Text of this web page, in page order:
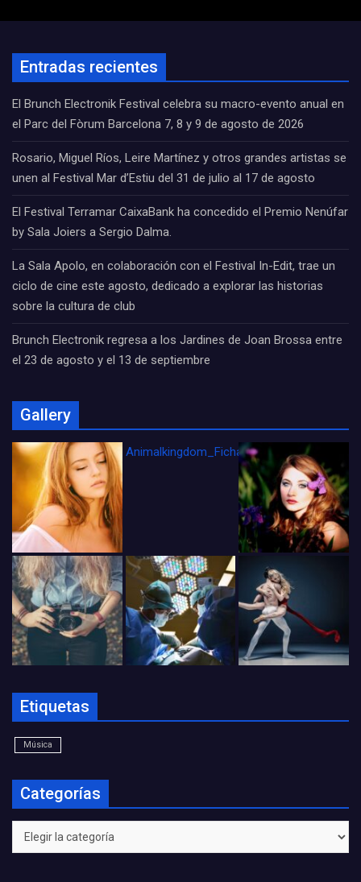
Entradas recientes
El Brunch Electronik Festival celebra su macro-evento anual en
el Parc del Fòrum Barcelona 7, 8 y 9 de agosto de 2026
Rosario, Miguel Ríos, Leire Martínez y otros grandes artistas se
unen al Festival Mar d’Estiu del 31 de julio al 17 de agosto
El Festival Terramar CaixaBank ha concedido el Premio Nenúfar
by Sala Joiers a Sergio Dalma.
La Sala Apolo, en colaboración con el Festival In-Edit, trae un
ciclo de cine este agosto, dedicado a explorar las historias
sobre la cultura de club
Brunch Electronik regresa a los Jardines de Joan Brossa entre
el 23 de agosto y el 13 de septiembre
Gallery
Animalkingdom_FichaCine
Etiquetas
Música
Categorías
Categorías